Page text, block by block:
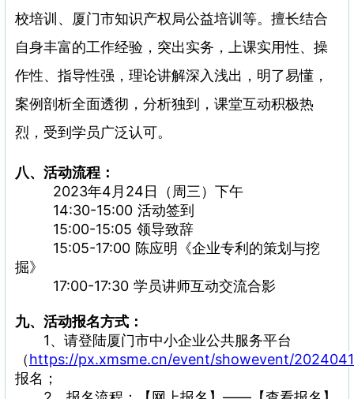
校培训、厦门市知识产权局公益培训等。擅长结合
自身丰富的工作经验，突出实务，上课实用性、操
作性、指导性强，理论讲解深入浅出，明了易懂，
案例剖析全面透彻，分析独到，课堂互动积极热
烈，受到学员广泛认可。
八、活动流程：
2023年4月24日（周三）下午
14:30-15:00 活动签到
15:00-15:05 领导致辞
15:05-17:00 陈应明《企业专利的策划与挖
掘》
17:00-17:30 学员讲师互动交流合影
九、活动报名方式：
1、请登陆厦门市中小企业公共服务平台
（https://px.xmsme.cn/event/showevent/
报名；